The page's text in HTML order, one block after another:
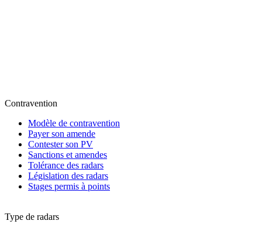
Contravention
Modèle de contravention
Payer son amende
Contester son PV
Sanctions et amendes
Tolérance des radars
Législation des radars
Stages permis à points
Type de radars